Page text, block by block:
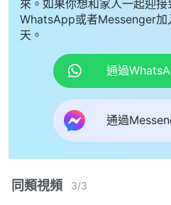
來。如果你想和家人一起迎
WhatsApp或者Messenger加
天。
通過
通過
同類視頻 3/3